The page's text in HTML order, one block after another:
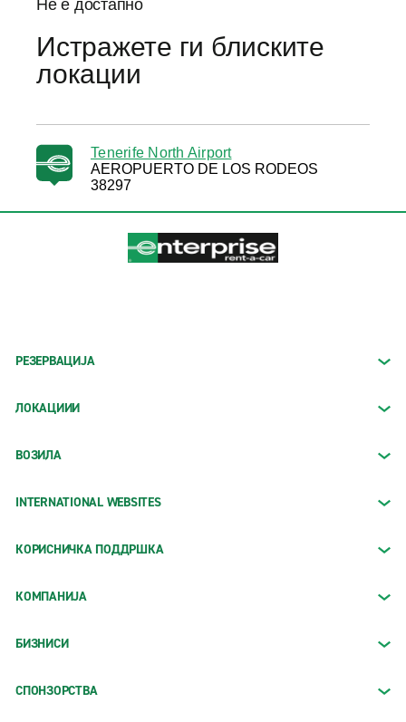
Не е достапно
Истражете ги блиските
локации
Tenerife North Airport
AEROPUERTO DE LOS RODEOS
38297
РЕЗЕРВАЦИЈА
ЛОКАЦИИИ
ВОЗИЛА
INTERNATIONAL WEBSITES
КОРИСНИЧКА ПОДДРШКА
КОМПАНИЈА
БИЗНИСИ
СПОНЗОРСТВА